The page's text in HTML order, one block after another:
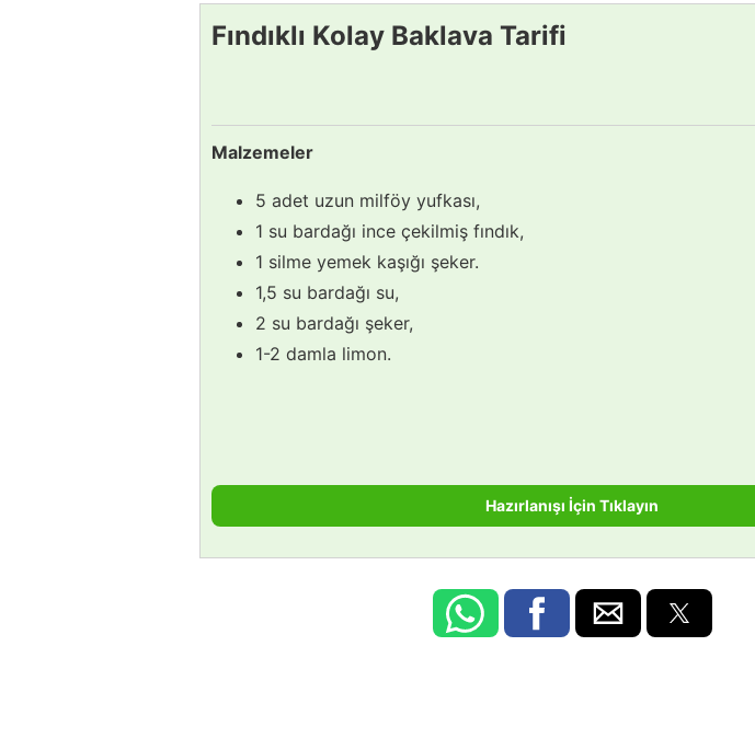
Fındıklı Kolay Baklava Tarifi
Malzemeler
5 adet uzun milföy yufkası,
1 su bardağı ince çekilmiş fındık,
1 silme yemek kaşığı şeker.
1,5 su bardağı su,
2 su bardağı şeker,
1-2 damla limon.
Hazırlanışı İçin Tıklayın